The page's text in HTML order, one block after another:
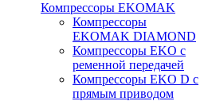
Компрессоры EKOMAK
Компрессоры
EKOMAK DIAMOND
Компрессоры EKO c
ременной передачей
Компрессоры EKO D с
прямым приводом